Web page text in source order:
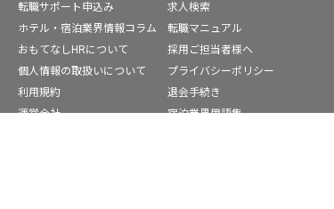
転職サポート申込み
求人検索
ホテル・宿泊業界情報コラム
転職マニュアル
おもてなしHRについて
採用ご担当者様へ
個人情報の取扱いについて
プライバシーポリシー
利用規約
退会手続き
運営会社
宿泊業界用語集